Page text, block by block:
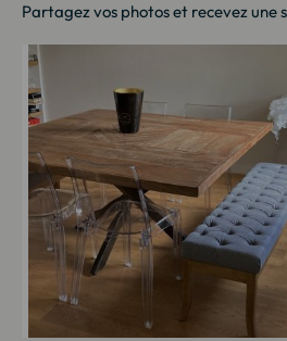
Partagez vos photos et recevez une